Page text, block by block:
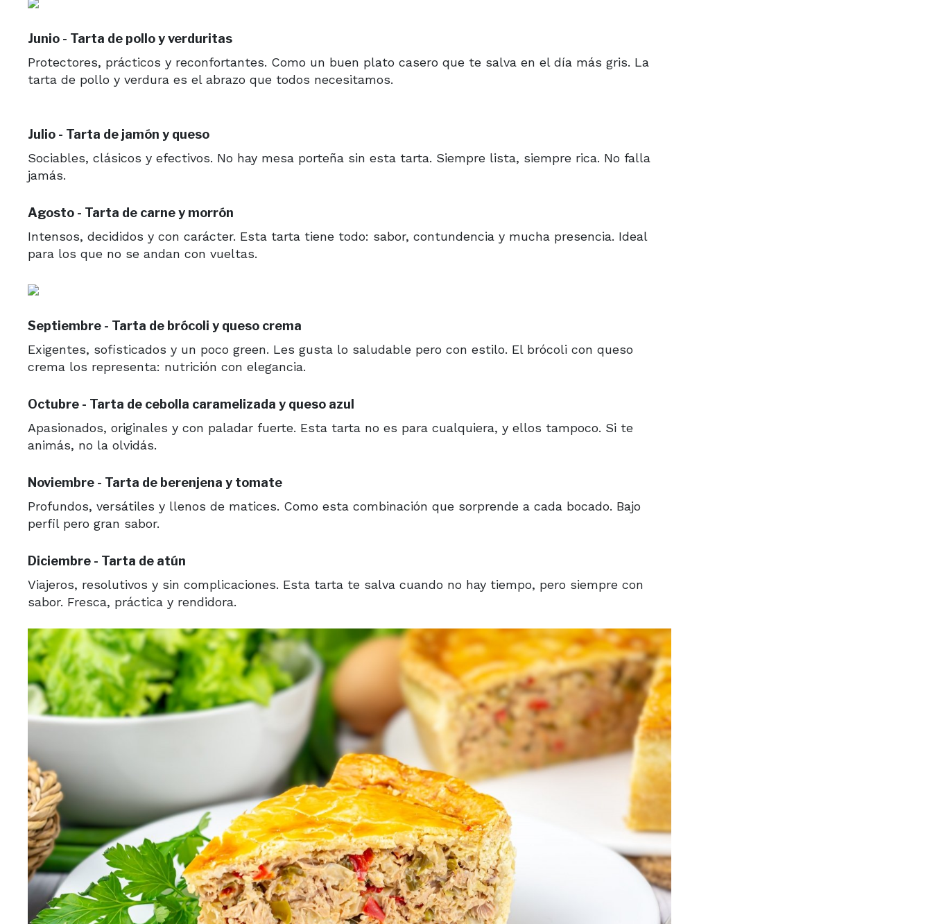
Junio - Tarta de pollo y verduritas
Protectores, prácticos y reconfortantes. Como un buen plato casero que te salva en el día más gris. La
tarta de pollo y verdura es el abrazo que todos necesitamos.
Julio - Tarta de jamón y queso
Sociables, clásicos y efectivos. No hay mesa porteña sin esta tarta. Siempre lista, siempre rica. No falla
jamás.
Agosto - Tarta de carne y morrón
Intensos, decididos y con carácter. Esta tarta tiene todo: sabor, contundencia y mucha presencia. Ideal
para los que no se andan con vueltas.
Septiembre - Tarta de brócoli y queso crema
Exigentes, sofisticados y un poco green. Les gusta lo saludable pero con estilo. El brócoli con queso
crema los representa: nutrición con elegancia.
Octubre - Tarta de cebolla caramelizada y queso azul
Apasionados, originales y con paladar fuerte. Esta tarta no es para cualquiera, y ellos tampoco. Si te
animás, no la olvidás.
Noviembre - Tarta de berenjena y tomate
Profundos, versátiles y llenos de matices. Como esta combinación que sorprende a cada bocado. Bajo
perfil pero gran sabor.
Diciembre - Tarta de atún
Viajeros, resolutivos y sin complicaciones. Esta tarta te salva cuando no hay tiempo, pero siempre con
sabor. Fresca, práctica y rendidora.